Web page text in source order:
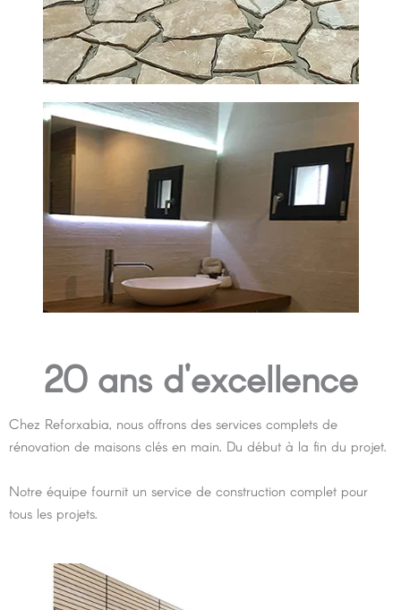
20 ans d'excellence
Chez Reforxabia, nous offrons des services complets de
rénovation de maisons clés en main. Du début à la fin du projet.
Notre équipe fournit un service de construction complet pour
tous les projets.